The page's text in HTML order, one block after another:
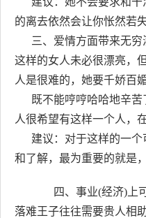
的离去依然会让你怅然若失
三、爱情方面带来无穷
这样的女人未必很漂亮，
人是很难的，她要千娇百
既不能哼哼哈哈地辛苦
人很希望有这样一个人，
建议：对于这样的一个
和了解，最为重要的就是
四、事业(经济)上
落难王子往往需要贵人相